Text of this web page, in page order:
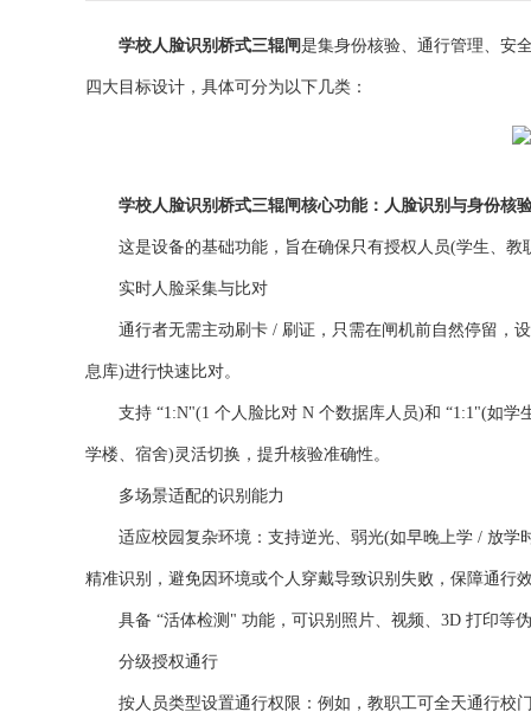
学校人脸识别桥式三辊闸是集身份核验、通行管理、安
四大目标设计，具体可分为以下几类：
学校人脸识别桥式三辊闸核心功能：人脸识别与身份核
这是设备的基础功能，旨在确保只有授权人员(学生、教
实时人脸采集与比对
通行者无需主动刷卡 / 刷证，只需在闸机前自然停留，设
息库)进行快速比对。
支持 “1:N"(1 个人脸比对 N 个数据库人员)和 “1:1"(如学
学楼、宿舍)灵活切换，提升核验准确性。
多场景适配的识别能力
适应校园复杂环境：支持逆光、弱光(如早晚上学 / 放学
精准识别，避免因环境或个人穿戴导致识别失败，保障通行
具备 “活体检测" 功能，可识别照片、视频、3D 打印等
分级授权通行
按人员类型设置通行权限：例如，教职工可全天通行校